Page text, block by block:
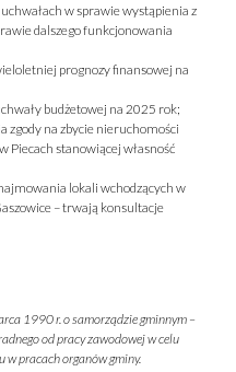
w sprawie wystąpienia z
dalszego funkcjonowania
prognozy finansowej na
budżetowej na 2025 rok;
zgody na zbycie nieruchomości
Piecach stanowiącej własność
lokali wchodzących w
– trwają konsultacje
1990 r. o samorządzie gminnym –
od pracy zawodowej w celu
w pracach organów gminy.